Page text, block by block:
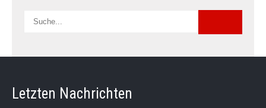
Letzten Nachrichten